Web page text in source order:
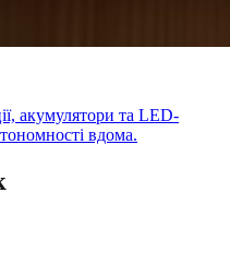
акумулятори та LED-
вдома.